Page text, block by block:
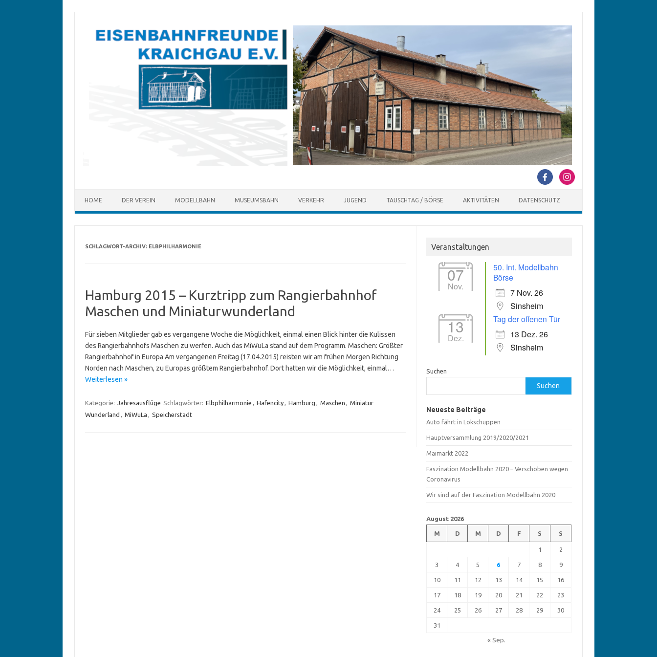
springen
HOME DER VEREIN MODELLBAHN MUSEUMSBAHN VERKEHR JUGEND TAUSCHTAG / BÖRSE AKTIVITÄTEN DATENSCHUTZ
SCHLAGWORT-ARCHIV: ELBPHILHARMONIE
Hamburg 2015 – Kurztripp zum Rangierbahnhof
Maschen und Miniaturwunderland
Für sieben Mitglieder gab es vergangene Woche die Möglichkeit, einmal einen Blick hinter die Kulissen
des Rangierbahnhofs Maschen zu werfen. Auch das MiWuLa stand auf dem Programm. Maschen: Größter
Rangierbahnhof in Europa Am vergangenen Freitag (17.04.2015) reisten wir am frühen Morgen Richtung
Norden nach Maschen, zu Europas größtem Rangierbahnhof. Dort hatten wir die Möglichkeit, einmal…
Weiterlesen »
Kategorie: Jahresausflüge Schlagwörter: Elbphilharmonie , Hafencity, Hamburg , Maschen , Miniatur
Wunderland , MiWuLa , Speicherstadt
Veranstaltungen
07
Nov.
50. Int. Modellbahn
Börse
7 Nov. 26
Sinsheim
13
Dez.
Tag der offenen Tür
13 Dez. 26
Sinsheim
Suchen
Suchen
Neueste Beiträge
Auto fährt in Lokschuppen
Hauptversammlung 2019/2020/2021
Maimarkt 2022
Faszination Modellbahn 2020 – Verschoben wegen
Coronavirus
Wir sind auf der Faszination Modellbahn 2020
August 2026
M D M D F S S
1 2
3 4 5 6 7 8 9
10 11 12 13 14 15 16
17 18 19 20 21 22 23
24 25 26 27 28 29 30
31
« Sep.